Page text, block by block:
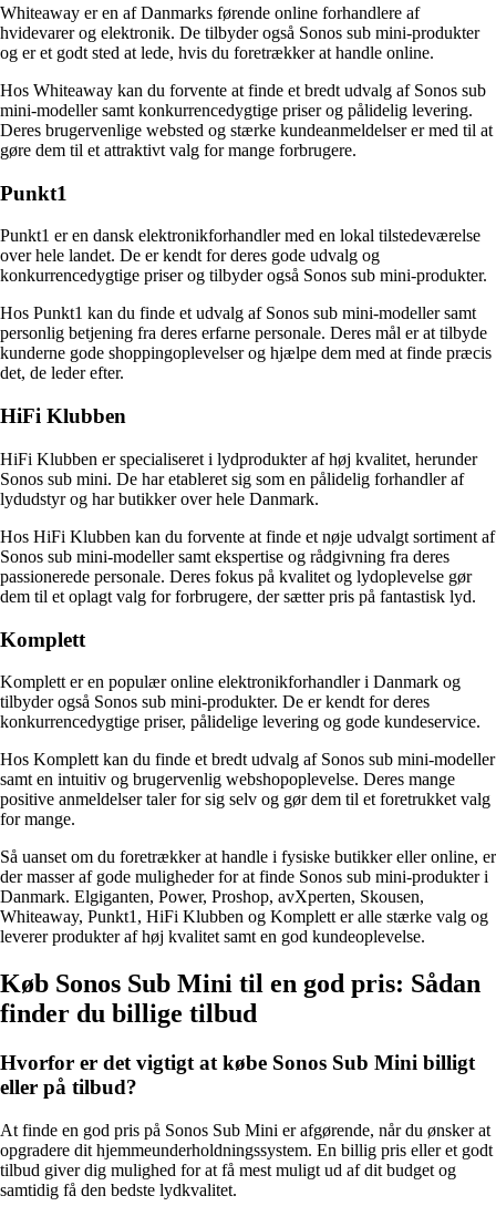
Whiteaway er en af Danmarks førende online forhandlere af
hvidevarer og elektronik. De tilbyder også Sonos sub mini-produkter
og er et godt sted at lede, hvis du foretrækker at handle online.
Hos Whiteaway kan du forvente at finde et bredt udvalg af Sonos sub
mini-modeller samt konkurrencedygtige priser og pålidelig levering.
Deres brugervenlige websted og stærke kundeanmeldelser er med til at
gøre dem til et attraktivt valg for mange forbrugere.
Punkt1
Punkt1 er en dansk elektronikforhandler med en lokal tilstedeværelse
over hele landet. De er kendt for deres gode udvalg og
konkurrencedygtige priser og tilbyder også Sonos sub mini-produkter.
Hos Punkt1 kan du finde et udvalg af Sonos sub mini-modeller samt
personlig betjening fra deres erfarne personale. Deres mål er at tilbyde
kunderne gode shoppingoplevelser og hjælpe dem med at finde præcis
det, de leder efter.
HiFi Klubben
HiFi Klubben er specialiseret i lydprodukter af høj kvalitet, herunder
Sonos sub mini. De har etableret sig som en pålidelig forhandler af
lydudstyr og har butikker over hele Danmark.
Hos HiFi Klubben kan du forvente at finde et nøje udvalgt sortiment af
Sonos sub mini-modeller samt ekspertise og rådgivning fra deres
passionerede personale. Deres fokus på kvalitet og lydoplevelse gør
dem til et oplagt valg for forbrugere, der sætter pris på fantastisk lyd.
Komplett
Komplett er en populær online elektronikforhandler i Danmark og
tilbyder også Sonos sub mini-produkter. De er kendt for deres
konkurrencedygtige priser, pålidelige levering og gode kundeservice.
Hos Komplett kan du finde et bredt udvalg af Sonos sub mini-modeller
samt en intuitiv og brugervenlig webshopoplevelse. Deres mange
positive anmeldelser taler for sig selv og gør dem til et foretrukket valg
for mange.
Så uanset om du foretrækker at handle i fysiske butikker eller online, er
der masser af gode muligheder for at finde Sonos sub mini-produkter i
Danmark. Elgiganten, Power, Proshop, avXperten, Skousen,
Whiteaway, Punkt1, HiFi Klubben og Komplett er alle stærke valg og
leverer produkter af høj kvalitet samt en god kundeoplevelse.
Køb Sonos Sub Mini til en god pris: Sådan
finder du billige tilbud
Hvorfor er det vigtigt at købe Sonos Sub Mini billigt
eller på tilbud?
At finde en god pris på Sonos Sub Mini er afgørende, når du ønsker at
opgradere dit hjemmeunderholdningssystem. En billig pris eller et godt
tilbud giver dig mulighed for at få mest muligt ud af dit budget og
samtidig få den bedste lydkvalitet.